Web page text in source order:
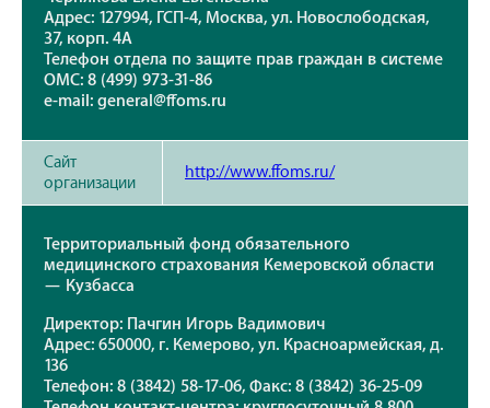
Адрес: 127994, ГСП-4, Москва, ул. Новослободская,
37, корп. 4А
Телефон отдела по защите прав граждан в системе
ОМС: 8 (499) 973-31-86
e-mail: general@ffoms.ru
Сайт
организации
http://www.ffoms.ru/
Территориальный фонд обязательного
медицинского страхования Кемеровской области
— Кузбасса
Директор: Пачгин Игорь Вадимович
Адрес: 650000, г. Кемерово, ул. Красноармейская, д.
136
Телефон: 8 (3842) 58-17-06, Факс: 8 (3842) 36-25-09